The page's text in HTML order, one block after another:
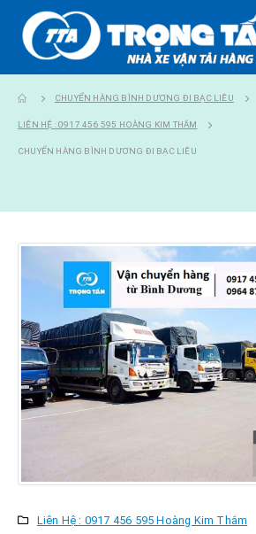
CHUYỂN HÀNG BÌNH DƯƠNG ĐI BẠC LIÊU
LIÊN HỆ : 0917 456 595 HOÀNG KIM THẮM
CHUYỂN HÀNG BÌNH DƯƠNG ĐI BẠC LIÊU
Liên Hệ : 0917 456 595 Hoàng Kim Thắm